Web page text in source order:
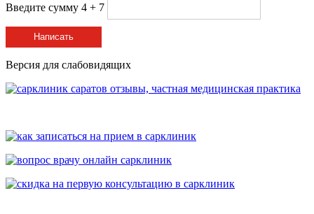
Введите сумму 4 + 7
Написать
Версия для слабовидящих